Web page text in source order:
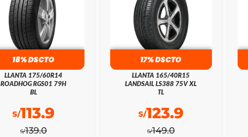
18% DSCTO
LLANTA 175/60R14
ROADHOG RGS01 79H
BL
S/139.0
S/113.9
17% DSCTO
LLANTA 165/40R15
LANDSAIL LS388 75V XL
TL
S/149.0
S/123.9